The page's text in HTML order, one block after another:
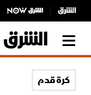
كرة قدم